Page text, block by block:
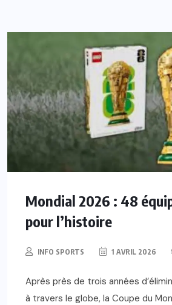
Mondial 2026 : 48
pour l’histoire
INFO SPORTS 1 AVRIL 2026
Après près de trois années
à travers le globe, la Coupe du